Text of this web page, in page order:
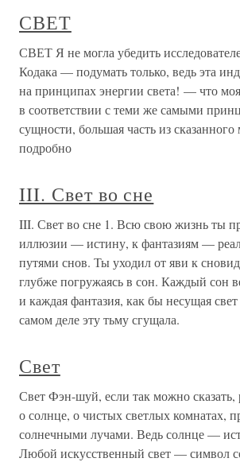
СВЕТ
СВЕТ Я не могла убедить
Кодака — подумать только, ведь эта
на принципах энергии света! — что
в соответствии с теми же самыми
сущности, большая часть из
подробно
III. Свет во сне
III. Свет во сне 1. Всю свою жизнь ты
иллюзии — истину, к фантазиям —
путями снов. Ты уходил от яви к
глубже погружаясь в сон. Каждый сон
и каждая фантазия, как бы несущая
самом деле эту тьму сгущала.
Свет
Свет Фэн-шуй, если так можно сказать,
о солнце, о чистых светлых комнатах,
солнечными лучами. Ведь солнце —
Любой искусственный свет — символ